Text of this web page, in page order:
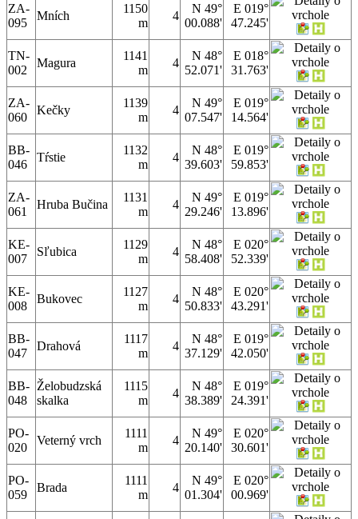
ZA-
095
Mních
1150
m
4
N 49°
00.088'
E 019°
47.245'
TN-
002
Magura
1141
m
4
N 48°
52.071'
E 018°
31.763'
ZA-
060
Kečky
1139
m
4
N 49°
07.547'
E 019°
14.564'
BB-
046
Tŕstie
1132
m
4
N 48°
39.603'
E 019°
59.853'
ZA-
061
Hruba Bučina
1131
m
4
N 49°
29.246'
E 019°
13.896'
KE-
007
Sľubica
1129
m
4
N 48°
58.408'
E 020°
52.339'
KE-
008
Bukovec
1127
m
4
N 48°
50.833'
E 020°
43.291'
BB-
047
Drahová
1117
m
4
N 48°
37.129'
E 019°
42.050'
BB-
048
Želobudzská
skalka
1115
m
4
N 48°
38.389'
E 019°
24.391'
PO-
020
Veterný vrch
1111
m
4
N 49°
20.140'
E 020°
30.601'
PO-
059
Brada
1111
m
4
N 49°
01.304'
E 020°
00.969'